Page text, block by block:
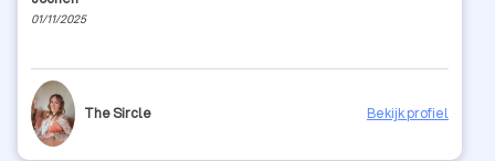
01/11/2025
The Sircle Bekijk profiel